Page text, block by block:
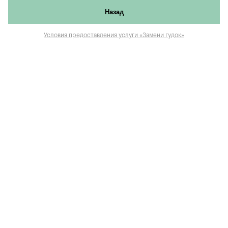
Назад
Условия предоставления услуги «Замени гудок»